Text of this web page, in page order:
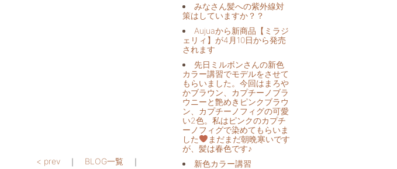
< prev ｜ BLOG一覧 ｜
みなさん髪への紫外線対
策はしていますか？？
Aujuaから新商品【ミラジ
ェリィ】が4月10日から発売
されます
先日ミルボンさんの新色
カラー講習でモデルをさせて
もらいました。今回はまろや
かブラウン、カプチーノブラ
ウニーと艶めきピンクブラウ
ン、カプチーノフィグの可愛
い2色。私はピンクのカプチ
ーノフィグで染めてもらいま
した
まだまだ朝晩寒いです
が、髪は春色です♪
新色カラー講習